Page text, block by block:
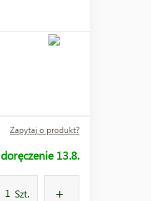
Zapytaj o produkt?
doręczenie 13.8.
Szt.